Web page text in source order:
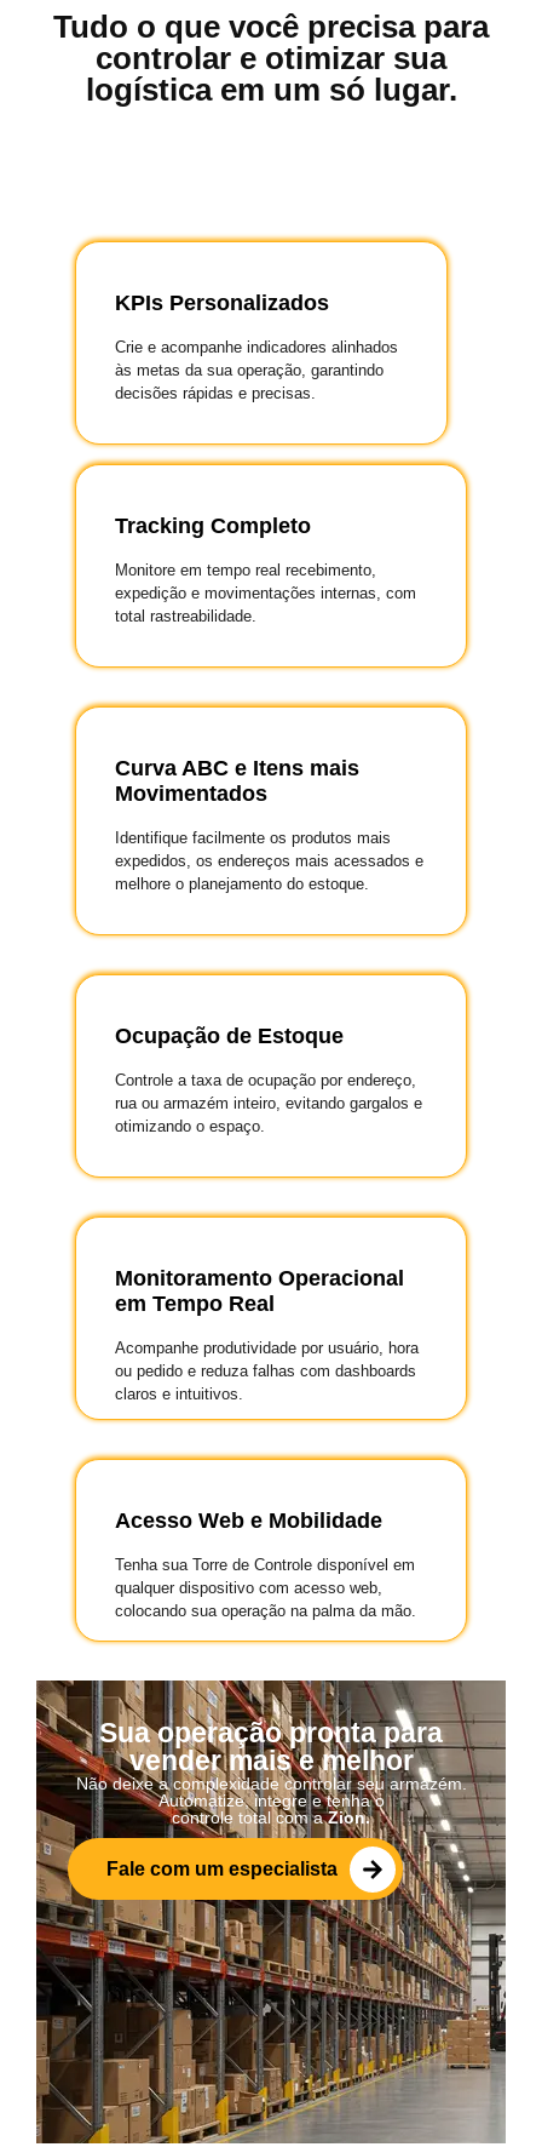
Tudo o que você precisa para
controlar e otimizar sua
logística em um só lugar.
KPIs Personalizados
Crie e acompanhe indicadores alinhados
às metas da sua operação, garantindo
decisões rápidas e precisas.
Tracking Completo
Monitore em tempo real recebimento,
expedição e movimentações internas, com
total rastreabilidade.
Curva ABC e Itens mais
Movimentados
Identifique facilmente os produtos mais
expedidos, os endereços mais acessados e
melhore o planejamento do estoque.
Ocupação de Estoque
Controle a taxa de ocupação por endereço,
rua ou armazém inteiro, evitando gargalos e
otimizando o espaço.
Monitoramento Operacional
em Tempo Real
Acompanhe produtividade por usuário, hora
ou pedido e reduza falhas com dashboards
claros e intuitivos.
Acesso Web e Mobilidade
Tenha sua Torre de Controle disponível em
qualquer dispositivo com acesso web,
colocando sua operação na palma da mão.
Sua operação pronta para
vender mais e melhor
Não deixe a complexidade controlar seu armazém.
Automatize, integre e tenha o
controle total com aZion.
Fale com um especialista